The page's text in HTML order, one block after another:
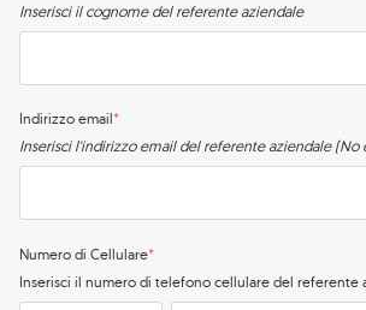
Inserisci il cognome del referente aziendale
Indirizzo email*
Inserisci l'indirizzo email del referente aziendale (No
Numero di Cellulare*
Inserisci il numero di telefono cellulare del referente